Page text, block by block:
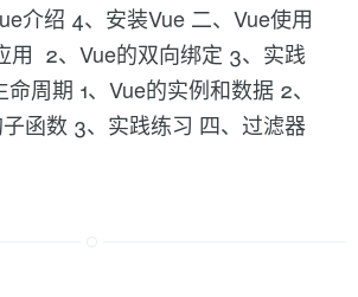
介绍 4、安装Vue 二、Vue使用
用 2、Vue的双向绑定 3、实践
周期 1、Vue的实例和数据 2、
函数 3、实践练习 四、过滤器